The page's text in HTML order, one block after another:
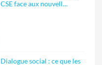
CSE face aux nouvell…
Dialogue social : ce que les